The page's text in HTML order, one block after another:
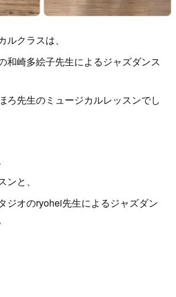
ルクラスは、
和崎多絵子先生によるジャズダンス
ろ先生のミュージカルレッスンでし
と、
ジオのryohei先生によるジャズダン